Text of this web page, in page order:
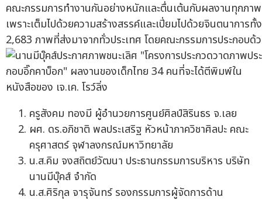
คณะกรรมการทำงานกันอย่างหนักและตื่นเต้นกับผลงานทุกภาพ
เพราะเต็มไปด้วยความสร้างสรรค์และเปี่ยมไปด้วยจินตนาการทั้ง
2,683 ภาพที่ส่งมาจากทั่วประเทศ โดยคณะกรรมการประกอบด้
ครูสังคม ทองมี ผู้อำนวยการศูนย์ศิลป์สิรินธร จ.เลย
ผศ. ดร.อภิชาติ พลประเสริฐ หัวหน้าภาควิชาศิลปะ คณะ
ครุศาสตร์ จุฬาลงกรณ์มหาวิทยาลัย
น.ส.คิม จงสถิตย์วัฒนา ประธานกรรมการบริหาร บริษัท
นานมีบุ๊คส์ จำกัด
น.ส.ศิริกุล จารุจันทร์ รองกรรมการผู้จัดการด้าน